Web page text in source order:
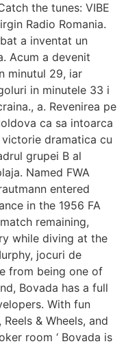
the tunes: VIBE
Radio Romania.
a inventat un
Acum a devenit
minutul 29, iar
in minutele 33 i
a. Revenirea pe
ca sa intoarca
dramatica cu
grupei B al
Named FWA
entered
in the 1956 FA
remaining,
while diving at the
jocuri de
from being one of
Bovada has a full
With fun
& Wheels, and
room ‘ Bovada is